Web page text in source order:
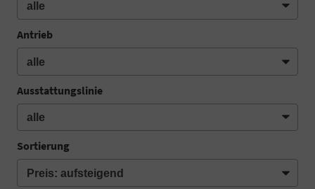
Antrieb
Ausstattungslinie
Sortierung